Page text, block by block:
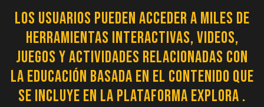
Los usuarios pueden acceder a miles de
herramientas interactivas, videos,
juegos y actividades relacionadas con
la educación basada en el contenido que
se incluye en la plataforma Explora .